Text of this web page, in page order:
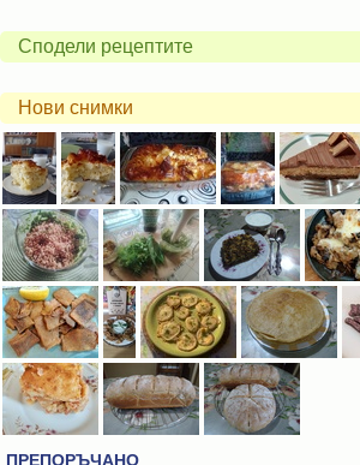
Сподели рецептите
Нови снимки